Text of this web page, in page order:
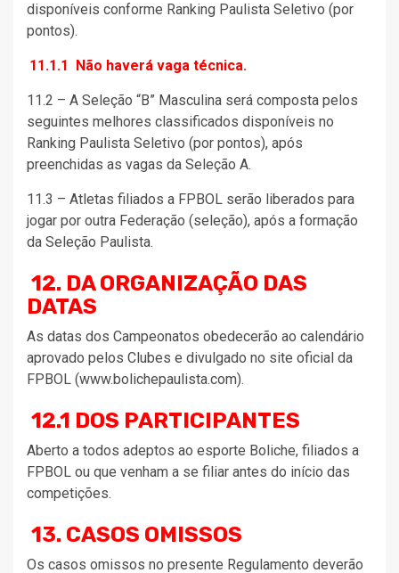
disponíveis conforme Ranking Paulista Seletivo (por
pontos).
11.1.1 Não haverá vaga técnica.
11.2 – A Seleção “B” Masculina será composta pelos
seguintes melhores classificados disponíveis no
Ranking Paulista Seletivo (por pontos), após
preenchidas as vagas da Seleção A.
11.3 – Atletas filiados a FPBOL serão liberados para
jogar por outra Federação (seleção), após a formação
da Seleção Paulista.
12. DA ORGANIZAÇÃO DAS
DATAS
As datas dos Campeonatos obedecerão ao calendário
aprovado pelos Clubes e divulgado no site oficial da
FPBOL (www.bolichepaulista.com).
12.1 DOS PARTICIPANTES
Aberto a todos adeptos ao esporte Boliche, filiados a
FPBOL ou que venham a se filiar antes do início das
competições.
13. CASOS OMISSOS
Os casos omissos no presente Regulamento deverão